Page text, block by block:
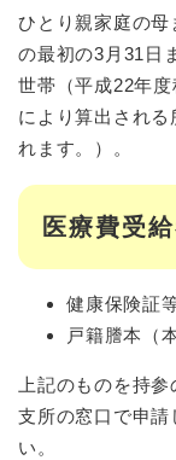
ひとり親家庭の
の最初の3月31日
世帯（平成22年
により算出され
れます。）。
医療費受
健康保険証
戸籍謄本（
上記のものを持
支所の窓口で申請
い。